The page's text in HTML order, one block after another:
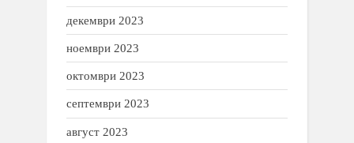
декември 2023
ноември 2023
октомври 2023
септември 2023
август 2023